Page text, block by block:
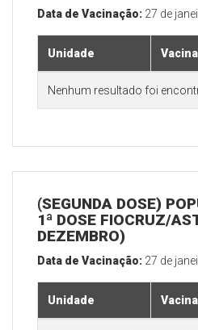
Data de Vacinação: 27 de
Unidade Vacina
Nenhum resultado foi
(SEGUNDA DOSE)
1ª DOSE FIOCRUZ/
DEZEMBRO)
Data de Vacinação: 27 de
Unidade Vacina